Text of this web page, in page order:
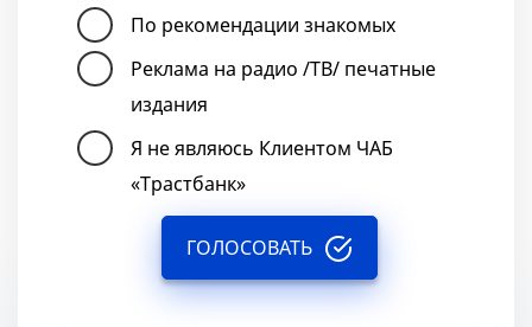
По рекомендации знакомых
Реклама на радио /ТВ/ печатные
издания
Я не являюсь Клиентом ЧАБ
«Трастбанк»
ГОЛОСОВАТЬ